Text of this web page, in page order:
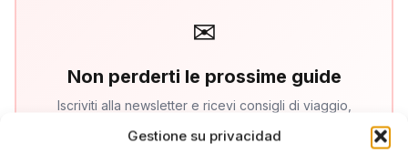
Gestione su privacidad
✉
Non perderti le prossime guide
Iscriviti alla newsletter e ricevi consigli di viaggio,